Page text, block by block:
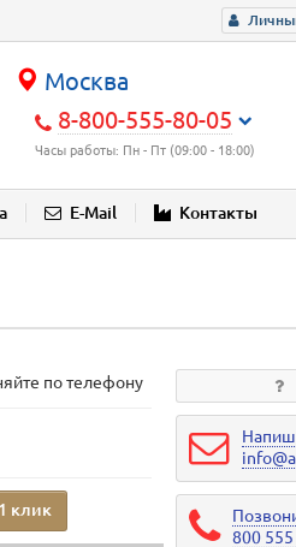
Москва
8-800-555-80-05
Часы работы: Пн - Пт (09:00 - 18:00)
E-Mail Контакты
по телефону
клик
800 555